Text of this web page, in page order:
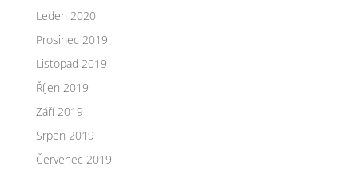
Leden 2020
Prosinec 2019
Listopad 2019
Říjen 2019
Září 2019
Srpen 2019
Červenec 2019